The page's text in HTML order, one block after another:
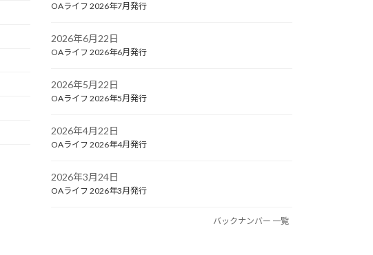
OAライフ 2026年7月発行
2026年6月22日
OAライフ 2026年6月発行
2026年5月22日
OAライフ 2026年5月発行
2026年4月22日
OAライフ 2026年4月発行
2026年3月24日
OAライフ 2026年3月発行
バックナンバー 一覧